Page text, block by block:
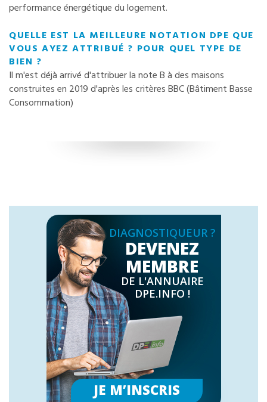
performance énergétique du logement.
QUELLE EST LA MEILLEURE NOTATION DPE QUE
VOUS AYEZ ATTRIBUÉ ? POUR QUEL TYPE DE
BIEN ?
Il m'est déjà arrivé d'attribuer la note B à des maisons
construites en 2019 d'après les critères BBC (Bâtiment Basse
Consommation)
DIAGNOSTIQUEUR ?
DEVENEZ
MEMBRE
DE L'ANNUAIRE
DPE.INFO !
JE M’INSCRIS